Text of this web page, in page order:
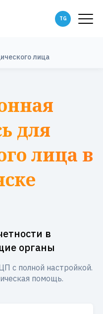
лица
для
лица в
в
органы
с полной настройкой.
помощь.